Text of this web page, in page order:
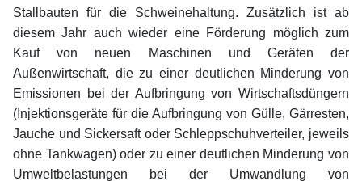
Stallbauten für die Schweinehaltung. Zusätzlich ist ab
diesem Jahr auch wieder eine Förderung möglich zum
Kauf von neuen Maschinen und Geräten der
Außenwirtschaft, die zu einer deutlichen Minderung von
Emissionen bei der Aufbringung von Wirtschaftsdüngern
(Injektionsgeräte für die Aufbringung von Gülle, Gärresten,
Jauche und Sickersaft oder Schleppschuhverteiler, jeweils
ohne Tankwagen) oder zu einer deutlichen Minderung von
Umweltbelastungen bei der Umwandlung von